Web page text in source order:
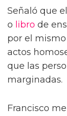
Señaló que
o libro de
por el
actos
que las
marginadas.
Francisco